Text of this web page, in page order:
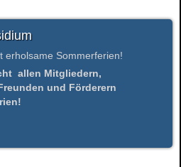
erholsame Sommerferien!
allen Mitgliedern,
und Förderern